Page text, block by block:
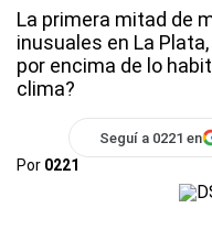
La primera mitad de
inusuales en La
por encima de lo
clima?
Seguí a 0221 en
Por 0221